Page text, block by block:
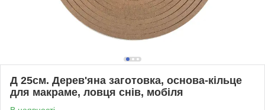
Д 25см. Дерев'яна заготовка, основа-кільце
для макраме, ловця снів, мобіля